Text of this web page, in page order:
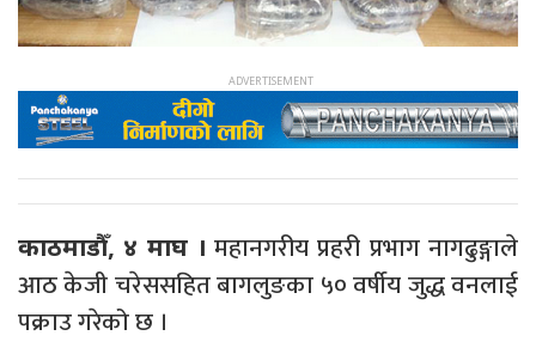
काठमाडौँ, ४ माघ । महानगरीय प्रहरी प्रभाग नागढुङ्गाले
आठ केजी चरेससहित बागलुङका ५० वर्षीय जुद्ध वनलाई
पक्राउ गरेको छ ।